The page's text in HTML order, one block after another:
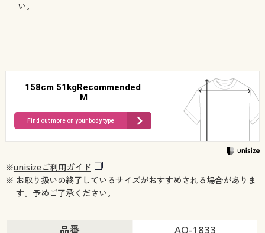
い。
158cm 51kgRecommended
M
Find out more on your body type
※unisizeご利用ガイド
※ お取り扱いの終了しているサイズがおすすめされる場合がありま
す。予めご了承ください。
品番 AO-1833